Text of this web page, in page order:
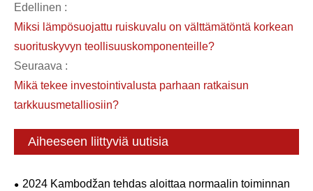
Edellinen :
Miksi lämpösuojattu ruiskuvalu on välttämätöntä korkean
suorituskyvyn teollisuuskomponenteille?
Seuraava :
Mikä tekee investointivalusta parhaan ratkaisun
tarkkuusmetalliosiin?
Aiheeseen liittyviä uutisia
2024 Kambodžan tehdas aloittaa normaalin toiminnan